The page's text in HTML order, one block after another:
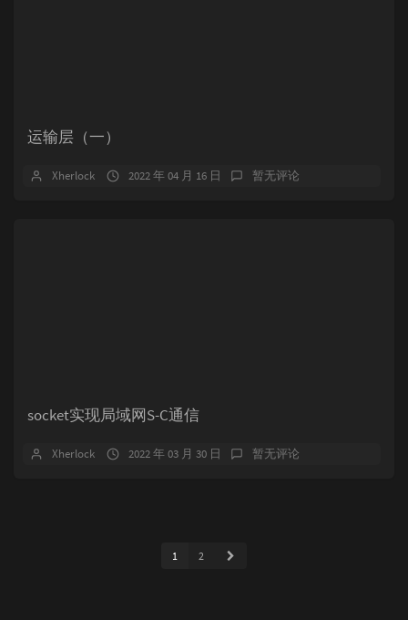
运输层（一）
Xherlock 2022 年 04 月 16 日 暂无评论
socket实现局域网S-C通信
Xherlock 2022 年 03 月 30 日 暂无评论
1 2